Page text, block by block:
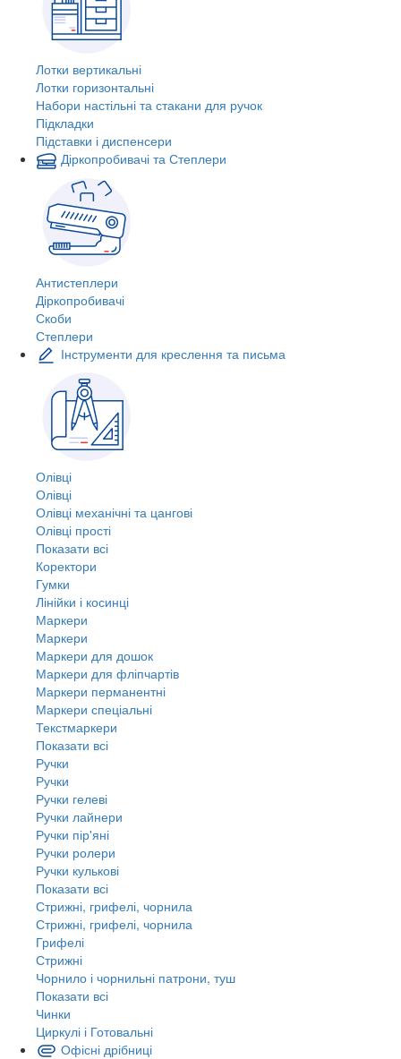
Лотки вертикальні
Лотки горизонтальні
Набори настільні та стакани для ручок
Підкладки
Підставки і диспенсери
Діркопробивачі та Степлери
Антистеплери
Діркопробивачі
Скоби
Степлери
Інструменти для креслення та письма
Олівці
Олівці
Олівці механічні та цангові
Олівці прості
Показати всі
Коректори
Гумки
Лінійки і косинці
Маркери
Маркери
Маркери для дошок
Маркери для фліпчартів
Маркери перманентні
Маркери спеціальні
Текстмаркери
Показати всі
Ручки
Ручки
Ручки гелеві
Ручки лайнери
Ручки пір'яні
Ручки ролери
Ручки кулькові
Показати всі
Стрижні, грифелі, чорнила
Стрижні, грифелі, чорнила
Грифелі
Стрижні
Чорнило і чорнильні патрони, туш
Показати всі
Чинки
Циркулі і Готовальні
Офісні дрібниці